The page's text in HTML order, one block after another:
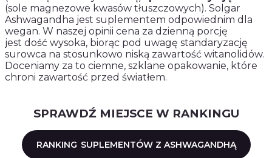
(sole magnezowe kwasów tłuszczowych). Solgar
Ashwagandha jest suplementem odpowiednim dla
wegan. W naszej opinii cena za dzienną porcję
jest dość wysoka, biorąc pod uwagę standaryzację
surowca na stosunkowo niską zawartość witanolidów.
Doceniamy za to ciemne, szklane opakowanie, które
chroni zawartość przed światłem.
SPRAWDŹ MIEJSCE W RANKINGU
RANKING SUPLEMENTÓW Z ASHWAGANDHĄ